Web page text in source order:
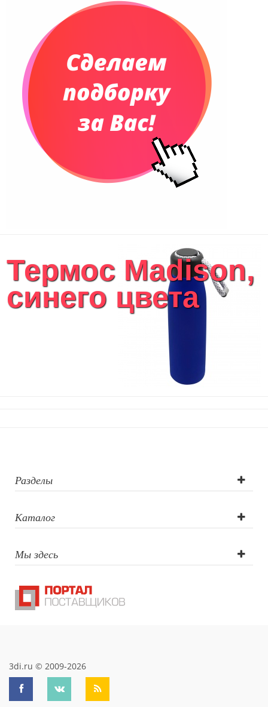
Термоc Madison,
синего цвета
Разделы
Каталог
Мы здесь
3di.ru © 2009-2026